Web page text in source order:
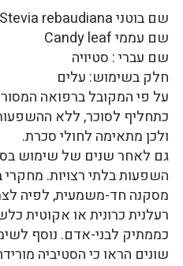
שם בוטני Stevia rebaudiana
שם עממי Candy leaf
שם עברי : סטיויה
חלק בשימוש: עלים
על פי המקובל ברפואה
כתחליף לסוכר, ללא
ולכן מתאימה לחולי סכרת.
גם לאחר שנים של שימוש
השפעות בלתי רצויות.
מסקנה חד-משמעית, לפיה
רעלנית כרונית או אקוטית
כממתיק לבני-אדם. נוסף
שונים הראו כי הסטיביה